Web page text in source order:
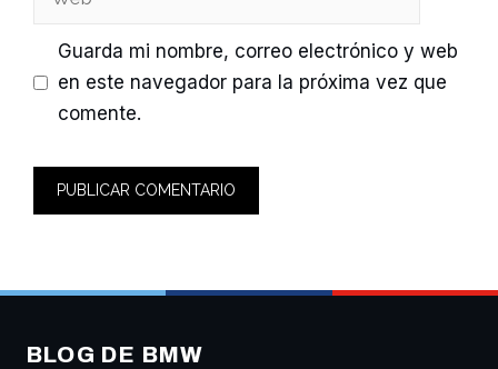
Guarda mi nombre, correo electrónico y web
en este navegador para la próxima vez que
comente.
BLOG DE BMW